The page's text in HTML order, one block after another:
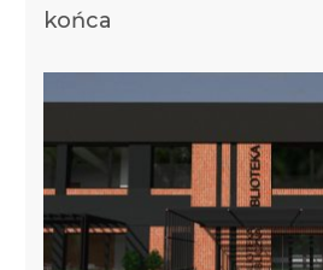
końca